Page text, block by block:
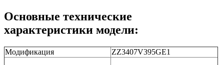
Основные технические
характеристики модели:
Модификация ZZ3407V395GE1